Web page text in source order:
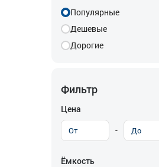
Популярные
Дешевые
Дорогие
Фильтр
Цена
-
Ёмкость